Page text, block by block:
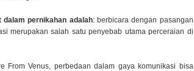
pernikahan adalah: berbicara dengan pasangan
merupakan salah satu penyebab utama perceraian di
From Venus, perbedaan dalam gaya komunikasi bisa